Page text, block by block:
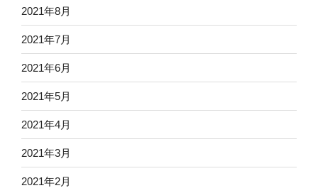
2021年8月
2021年7月
2021年6月
2021年5月
2021年4月
2021年3月
2021年2月